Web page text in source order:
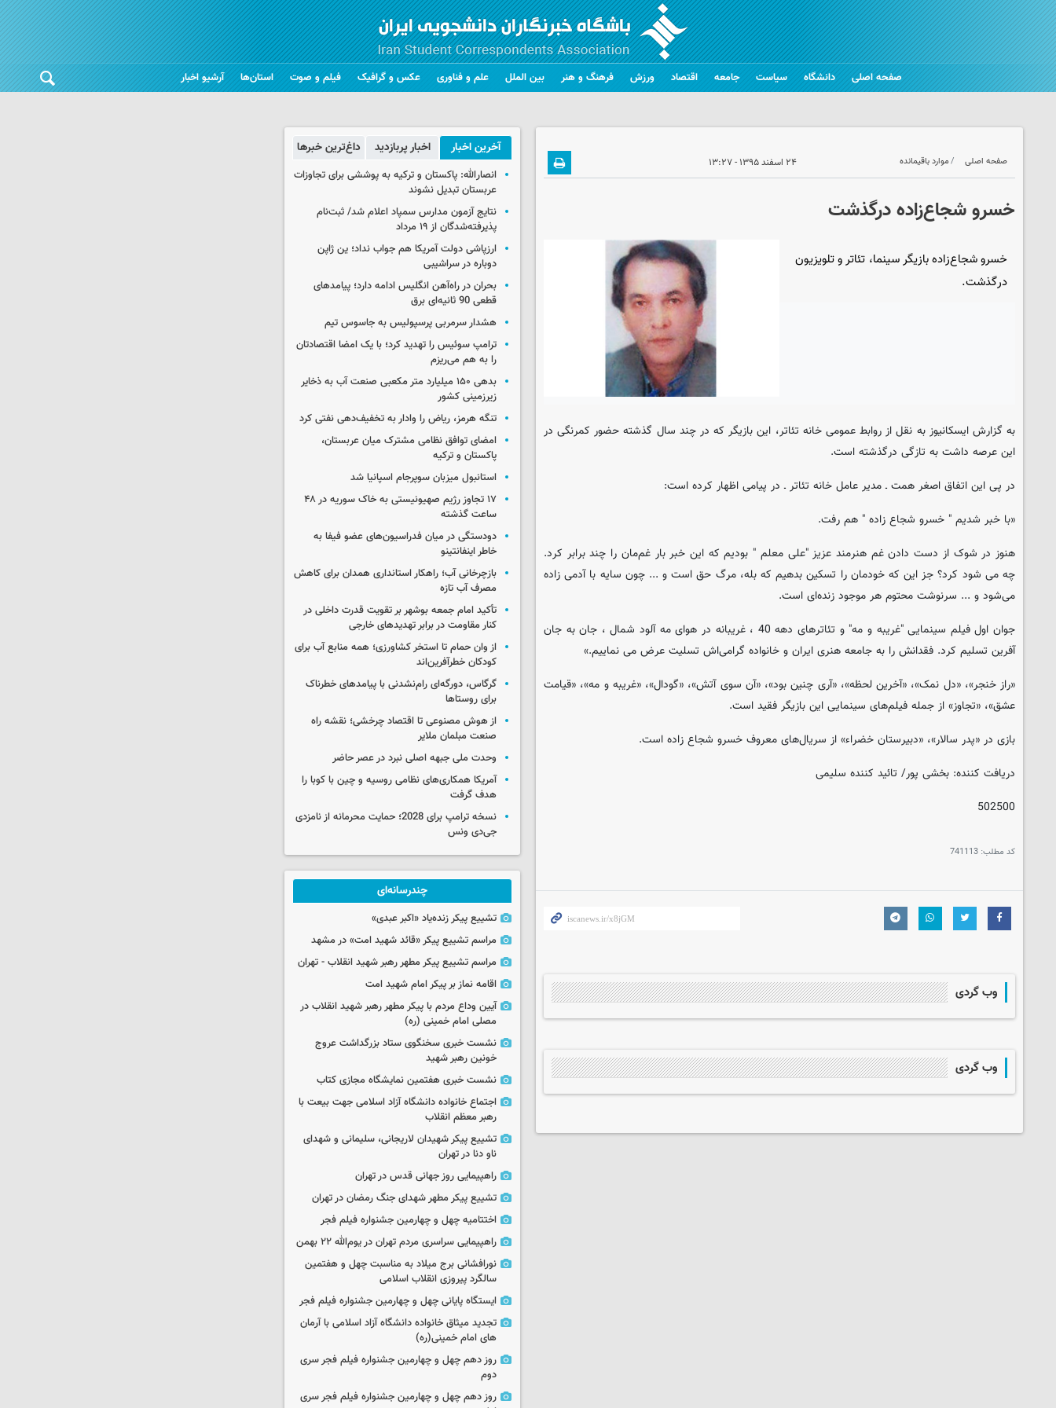
صفحه اصلی دانشگاه سیاست جامعه اقتصاد ورزش فرهنگ و هنر بین الملل علم و فناوری عکس و گرافیک فیلم و صوت استان‌ها آرشیو اخبار
صفحه اصلی موارد باقیمانده ۲۴ اسفند ۱۳۹۵ - ۱۳:۲۷
خسرو شجاع‌زاده درگذشت
خسرو شجاع‌زاده بازیگر سینما، تئاتر و تلویزیون
درگذشت.
به گزارش ایسکانیوز به نقل از روابط عمومی خانه تئاتر، این بازیگر که در چند سال گذشته حضور کمرنگی در
این عرصه داشت به تازگی درگذشته است.
در پی این اتفاق اصغر همت ـ مدیر عامل خانه تئاتر ـ در پیامی اظهار کرده است:
«با خبر شدیم " خسرو شجاع زاده " هم رفت.
هنوز در شوک از دست دادن غم هنرمند عزیز "علی معلم " بودیم که این خبر بار غم‌مان را چند برابر کرد.
چه می شود کرد؟ جز این که خودمان را تسکین بدهیم که بله، مرگ حق است و ... چون سایه با آدمی زاده
می‌شود و ... سرنوشت محتوم هر موجود زنده‌ای است.
جوان اول فیلم سینمایی "غریبه و مه" و تئاترهای دهه 40 ، غریبانه در هوای مه آلود شمال ، جان به جان
آفرین تسلیم کرد. فقدانش را به جامعه هنری ایران و خانواده گرامی‌اش تسلیت عرض می نماییم.»
«راز خنجر»، «دل نمک»، «آخرین لحظه»، «آری چنین بود»، «آن سوی آتش»، «گودال»، «غریبه و مه»، «قیامت
عشق»، «تجاوز» از جمله فیلم‌های سینمایی این بازیگر فقید است.
بازی در «پدر سالار»، «دبیرستان خضراء» از سریال‌های معروف خسرو شجاع زاده است.
دریافت کننده: بخشی پور/ تائید کننده سلیمی
502500
کد مطلب: 741113
وب گردی
وب گردی
آخرین اخبار اخبار پربازدید داغ‌ترین خبرها
انصارالله: پاکستان و ترکیه به پوششی برای تجاوزات
عربستان تبدیل نشوند
نتایج آزمون مدارس سمپاد اعلام شد/ ثبت‌نام
پذیرفته‌شدگان از ۱۹ مرداد
ارزپاشی دولت آمریکا هم جواب نداد؛ ین ژاپن
دوباره در سراشیبی
بحران در راه‌آهن انگلیس ادامه دارد؛ پیامدهای
قطعی 90 ثانیه‌ای برق
هشدار سرمربی پرسپولیس به جاسوس تیم
ترامپ سوئیس را تهدید کرد؛ با یک امضا اقتصادتان
را به هم می‌ریزم
بدهی ۱۵۰ میلیارد متر مکعبی صنعت آب به ذخایر
زیرزمینی کشور
تنگه هرمز، ریاض را وادار به تخفیف‌دهی نفتی کرد
امضای توافق نظامی مشترک میان عربستان،
پاکستان و ترکیه
استانبول میزبان سوپرجام اسپانیا شد
۱۷ تجاوز رژیم صهیونیستی به خاک سوریه در ۴۸
ساعت گذشته
دودستگی در میان فدراسیون‌های عضو فیفا به
خاطر اینفانتینو
بازچرخانی آب؛ راهکار استانداری همدان برای کاهش
مصرف آب تازه
تأکید امام جمعه بوشهر بر تقویت قدرت داخلی در
کنار مقاومت در برابر تهدیدهای خارجی
از وان حمام تا استخر کشاورزی؛ همه منابع آب برای
کودکان خطرآفرین‌اند
گرگاس، دورگه‌ای رام‌نشدنی با پیامدهای خطرناک
برای روستاها
از هوش مصنوعی تا اقتصاد چرخشی؛ نقشه راه
صنعت مبلمان ملایر
وحدت ملی جبهه اصلی نبرد در عصر حاضر
آمریکا همکاری‌های نظامی روسیه و چین با کوبا را
هدف گرفت
نسخه ترامپ برای 2028؛ حمایت محرمانه از نامزدی
جی‌دی ونس
چندرسانه‌ای
تشییع پیکر زنده‌یاد «اکبر عبدی»
مراسم تشییع پیکر «قائد شهید امت» در مشهد
مراسم تشییع پیکر مطهر رهبر شهید انقلاب - تهران
اقامه نماز بر پیکر امام شهید امت
آیین وداع مردم با پیکر مطهر رهبر شهید انقلاب در
مصلی امام خمینی (ره)
نشست خبری سخنگوی ستاد بزرگداشت عروج
خونین رهبر شهید
نشست خبری هفتمین نمایشگاه مجازی کتاب
اجتماع خانواده دانشگاه آزاد اسلامی جهت بیعت با
رهبر معظم انقلاب
تشییع پیکر شهیدان لاریجانی، سلیمانی و شهدای
ناو دنا در تهران
راهپیمایی روز جهانی قدس در تهران
تشییع پیکر مطهر شهدای جنگ رمضان در تهران
اختتامیه چهل و چهارمین جشنواره فیلم فجر
راهپیمایی سراسری مردم تهران در یوم‌الله ۲۲ بهمن
نورافشانی برج میلاد به مناسبت چهل‌ و هفتمین
سالگرد پیروزی انقلاب اسلامی
ایستگاه پایانی چهل و چهارمین جشنواره فیلم فجر
تجدید میثاق خانواده دانشگاه آزاد اسلامی با آرمان
های امام خمینی(ره)
روز دهم چهل و چهارمین جشنواره فیلم فجر سری
دوم
روز دهم چهل و چهارمین جشنواره فیلم فجر سری